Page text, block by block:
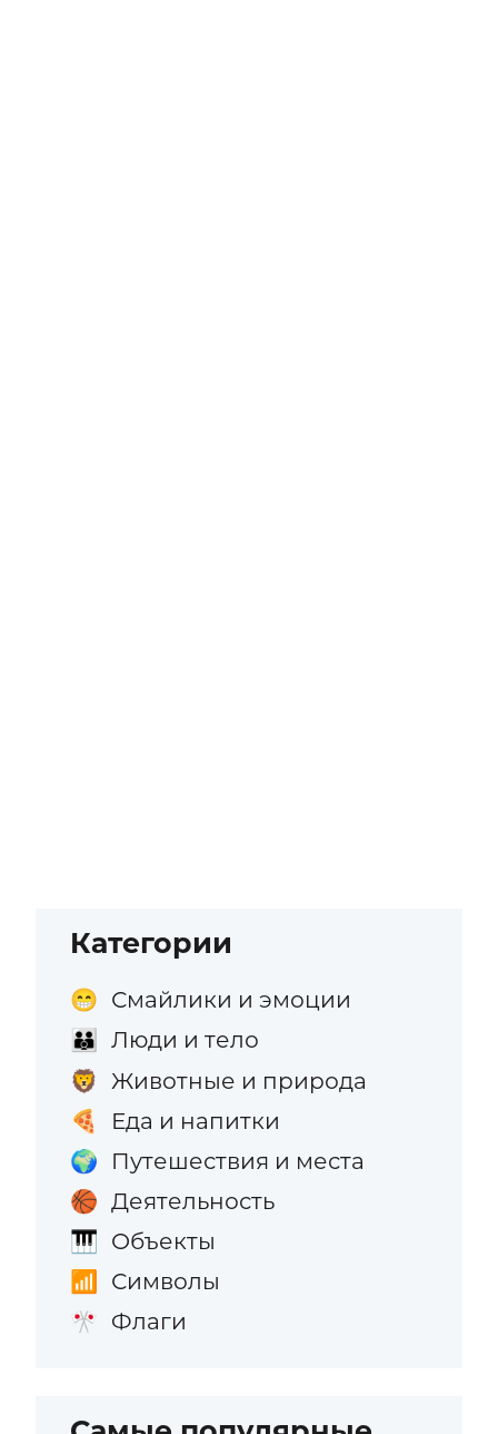
Категории
😁 Смайлики и эмоции
👪 Люди и тело
🦁 Животные и природа
🍕 Еда и напитки
🌍 Путешествия и места
🏀 Деятельность
🎹 Объекты
📶 Символы
🎌 Флаги